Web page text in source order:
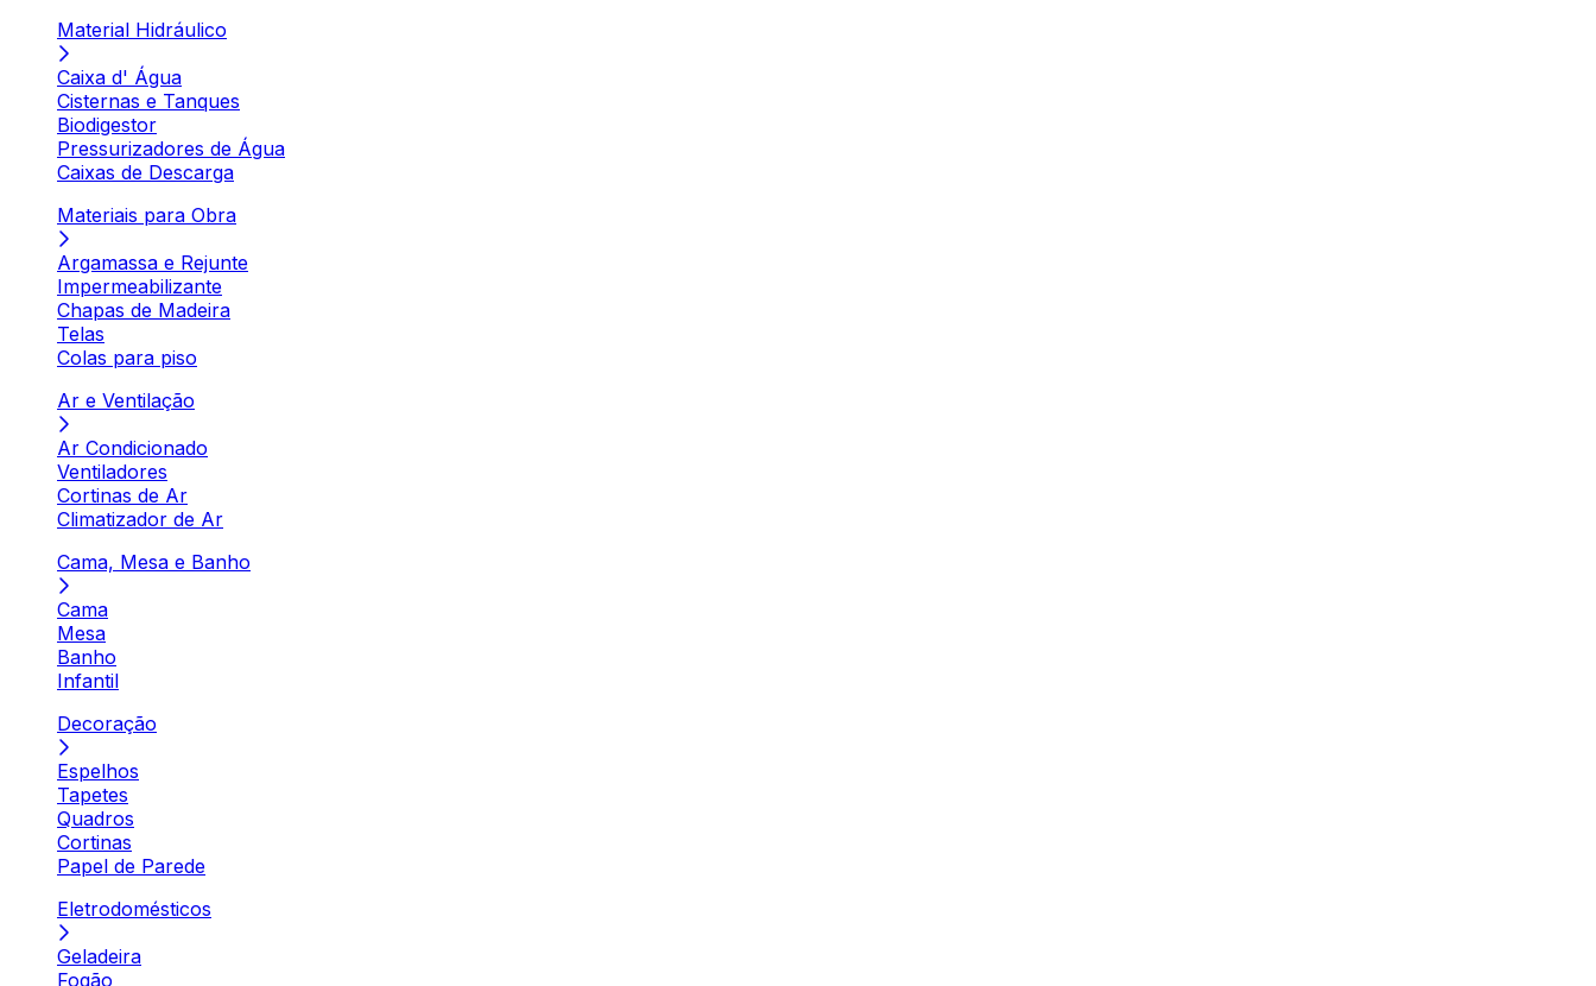
Material Hidráulico
Caixa d' Água
Cisternas e Tanques
Biodigestor
Pressurizadores de Água
Caixas de Descarga
Materiais para Obra
Argamassa e Rejunte
Impermeabilizante
Chapas de Madeira
Telas
Colas para piso
Ar e Ventilação
Ar Condicionado
Ventiladores
Cortinas de Ar
Climatizador de Ar
Cama, Mesa e Banho
Cama
Mesa
Banho
Infantil
Decoração
Espelhos
Tapetes
Quadros
Cortinas
Papel de Parede
Eletrodomésticos
Geladeira
Fogão